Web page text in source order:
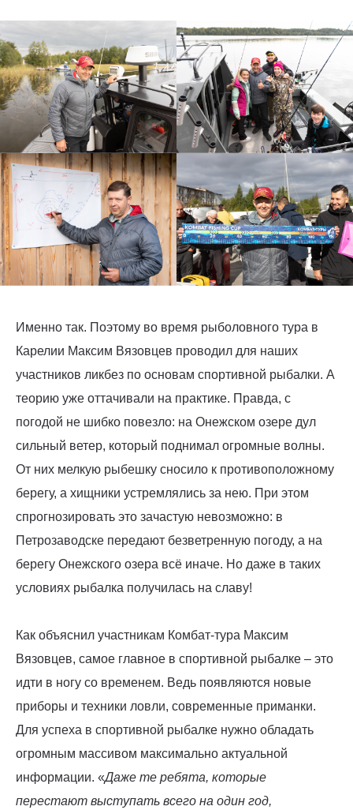
Именно так. Поэтому во время рыболовного тура в
Карелии Максим Вязовцев проводил для наших
участников ликбез по основам спортивной рыбалки. А
теорию уже оттачивали на практике. Правда, с
погодой не шибко повезло: на Онежском озере дул
сильный ветер, который поднимал огромные волны.
От них мелкую рыбешку сносило к противоположному
берегу, а хищники устремлялись за нею. При этом
спрогнозировать это зачастую невозможно: в
Петрозаводске передают безветренную погоду, а на
берегу Онежского озера всё иначе. Но даже в таких
условиях рыбалка получилась на славу!
Как объяснил участникам Комбат-тура Максим
Вязовцев, самое главное в спортивной рыбалке – это
идти в ногу со временем. Ведь появляются новые
приборы и техники ловли, современные приманки.
Для успеха в спортивной рыбалке нужно обладать
огромным массивом максимально актуальной
информации. «Даже те ребята, которые
перестают выступать всего на один год,